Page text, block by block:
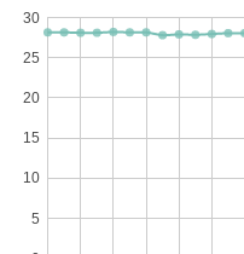
5
10
15
20
25
30